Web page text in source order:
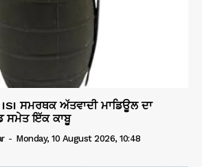
ਸਮਰਥਕ ਅੱਤਵਾਦੀ ਮਾਡਿਊਲ ਦਾ
ਸਮੇਤ ਇੱਕ ਕਾਬੂ
- Monday, 10 August 2026, 10:48